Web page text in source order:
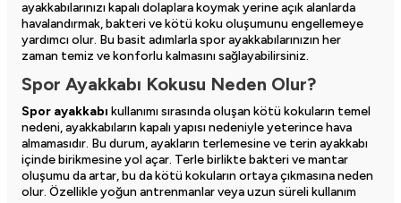
ayakkabılarınızı kapalı dolaplara koymak yerine açık alanlarda
havalandırmak, bakteri ve kötü koku oluşumunu engellemeye
yardımcı olur. Bu basit adımlarla spor ayakkabılarınızın her
zaman temiz ve konforlu kalmasını sağlayabilirsiniz.
Spor Ayakkabı Kokusu Neden Olur?
Spor ayakkabı kullanımı sırasında oluşan kötü kokuların temel
nedeni, ayakkabıların kapalı yapısı nedeniyle yeterince hava
almamasıdır. Bu durum, ayakların terlemesine ve terin ayakkabı
içinde birikmesine yol açar. Terle birlikte bakteri ve mantar
oluşumu da artar, bu da kötü kokuların ortaya çıkmasına neden
olur. Özellikle yoğun antrenmanlar veya uzun süreli kullanım